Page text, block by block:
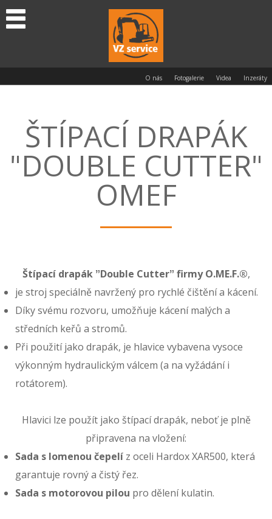
O nás Fotogalerie Videa Inzeráty
ŠTÍPACÍ DRAPÁK
"DOUBLE CUTTER"
OMEF
Štípací drapák ˮDouble Cutterˮ firmy O.ME.F.®,
je stroj speciálně navržený pro rychlé čištění a kácení.
Díky svému rozvoru, umožňuje kácení malých a
středních keřů a stromů.
Při použití jako drapák, je hlavice vybavena vysoce
výkonným hydraulickým válcem (a na vyžádání i
rotátorem).
Hlavici lze použít jako štípací drapák, neboť je plně
připravena na vložení:
Sada s lomenou čepelí z oceli Hardox XAR500, která
garantuje rovný a čistý řez.
Sada s motorovou pilou pro dělení kulatin.